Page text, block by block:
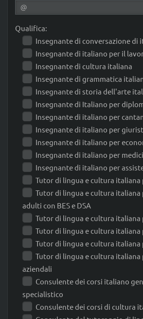
Qualifica:
Insegnante di conversazione di
Insegnante di italiano per il
Insegnante di cultura italiana
Insegnante di grammatica
Insegnante di storia dell'arte
Insegnante di Italiano per
Insegnante di italiano per
Insegnante di italiano per
Insegnante di italiano per
Insegnante di italiano per medici
Insegnante di italiano per
Tutor di lingua e cultura italiana
Tutor di lingua e cultura italiana
adulti con BES e DSA
Tutor di lingua e cultura italiana
Tutor di lingua e cultura
Tutor di lingua e cultura
Tutor di lingua e cultura
aziendali
Consulente dei corsi italiano
specialistico
Consulente dei corsi di cultura